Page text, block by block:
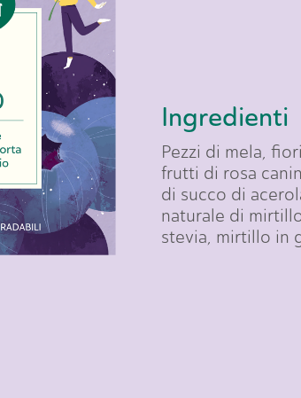
Ingredienti
Pezzi di mela,
frutti di rosa
di succo di
naturale di
stevia, mirtillo in